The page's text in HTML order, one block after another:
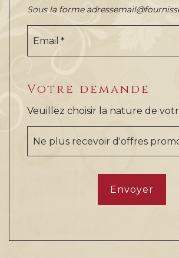
Sous la forme
Email
Votre demande
Veuillez choisir la nature de
Ne plus recevoir d'offres
Envoyer